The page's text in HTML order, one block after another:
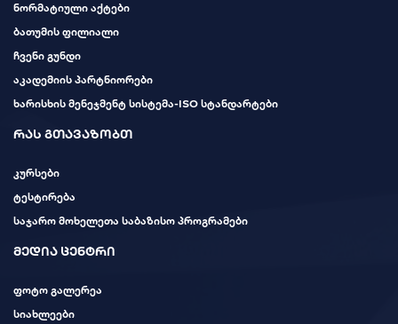
ნორმატიული აქტები
ბათუმის ფილიალი
ჩვენი გუნდი
აკადემიის პარტნიორები
ხარისხის მენეჯმენტ სისტემა-ISO სტანდარტები
რას გთავაზობთ
კურსები
ტესტირება
საჯარო მოხელეთა საბაზისო პროგრამები
მედია ცენტრი
ფოტო გალერეა
სიახლეები